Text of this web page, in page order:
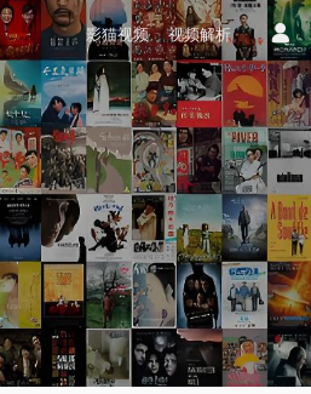
影猫视频 视频解析